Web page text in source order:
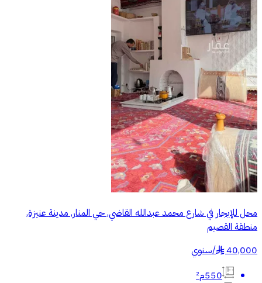
محل للإيجار في شارع محمد عبدالله القاضي, حي المنار, مدينة عنيزة,
منطقة القصيم
40,000
§
/سنوي
550م²